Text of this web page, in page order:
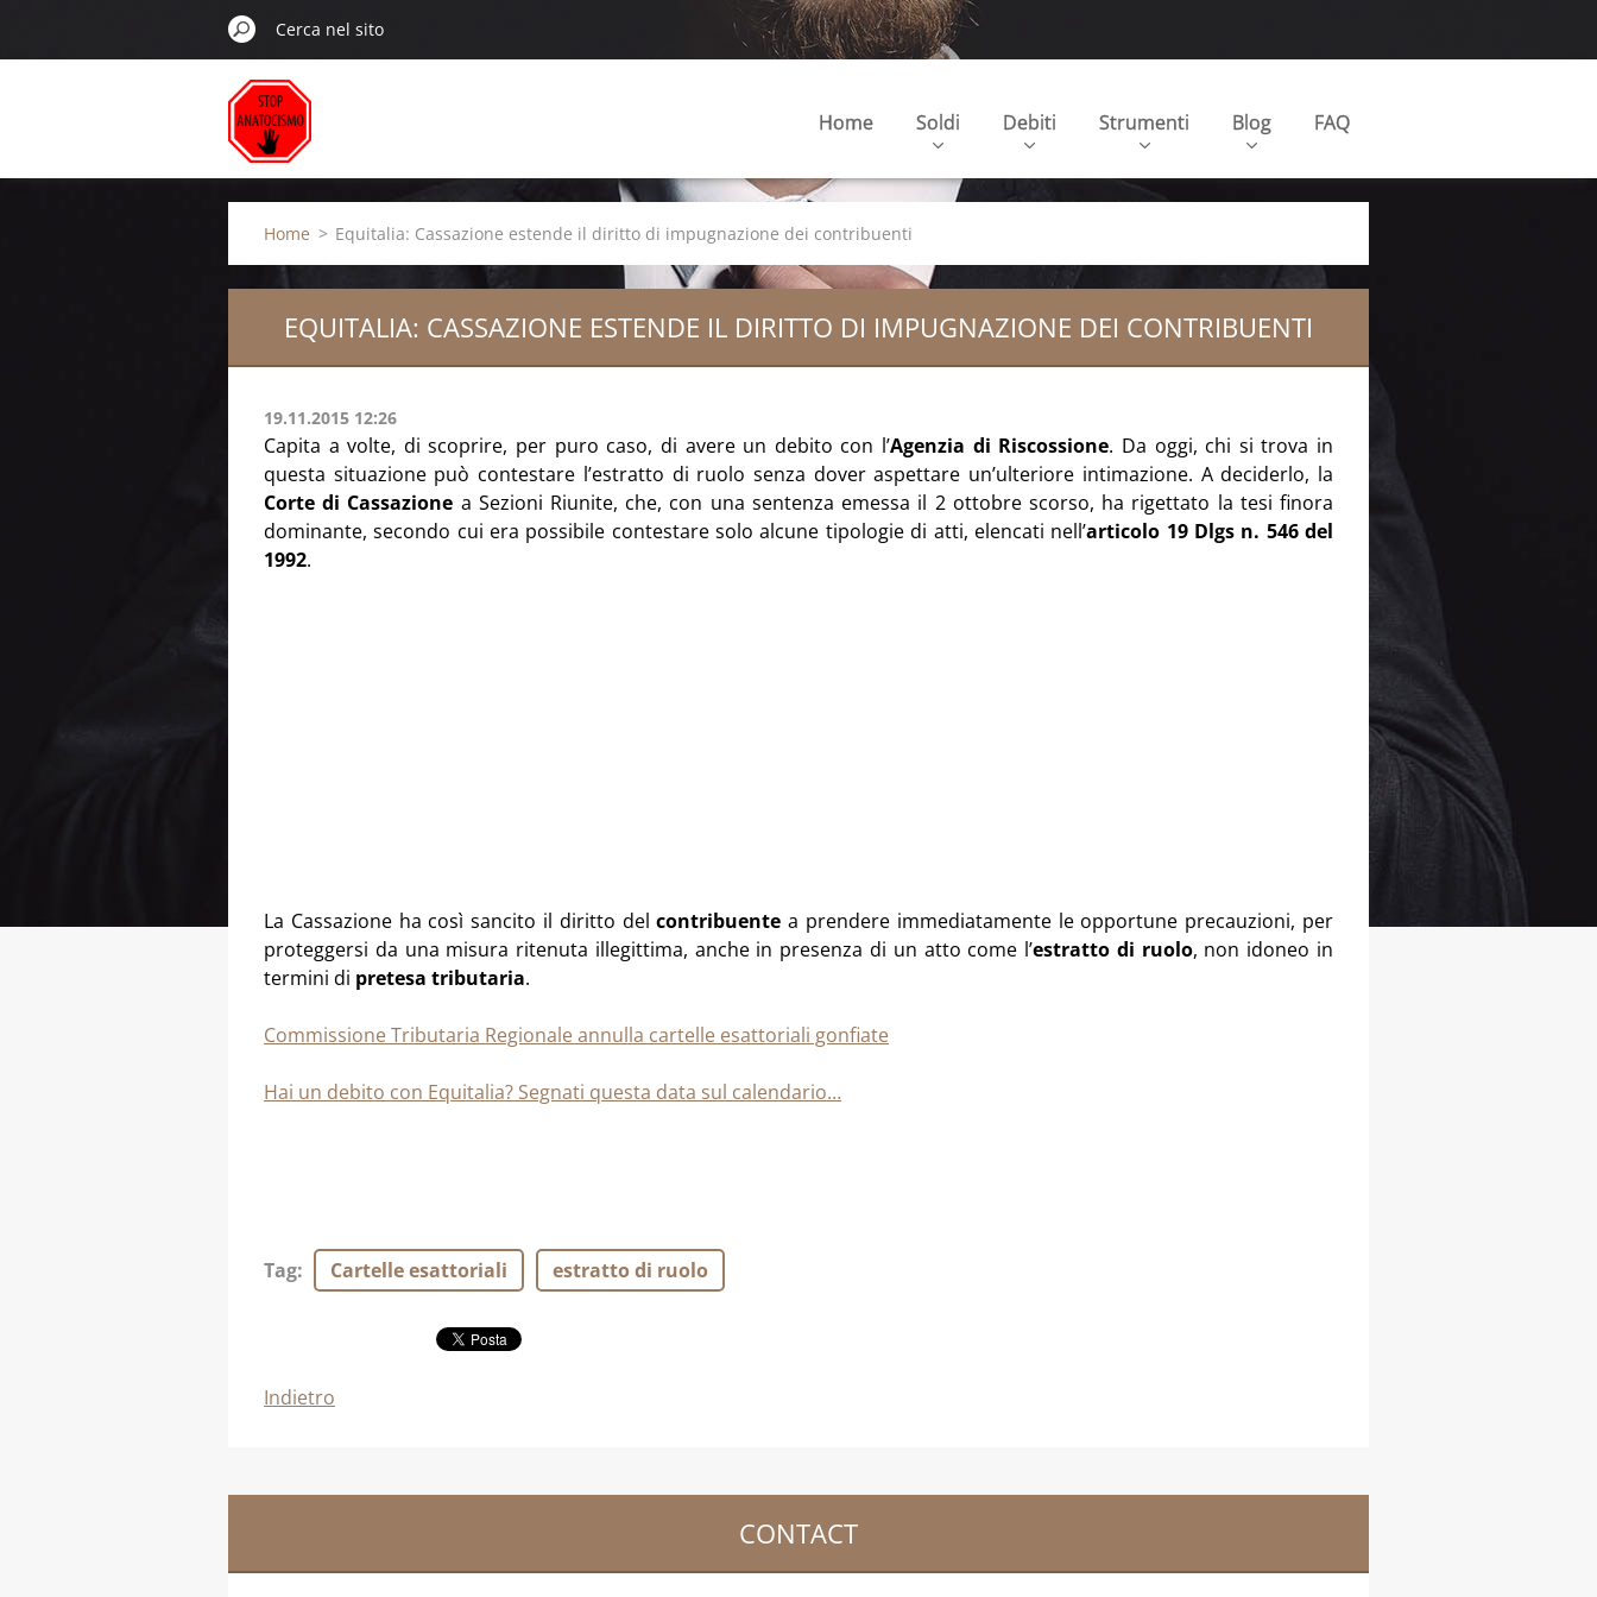
Home Soldi Debiti Strumenti Blog FAQ
Home > Equitalia: Cassazione estende il diritto di impugnazione dei contribuenti
EQUITALIA: CASSAZIONE ESTENDE IL DIRITTO DI IMPUGNAZIONE DEI CONTRIBUENTI
19.11.2015 12:26
Capita a volte, di scoprire, per puro caso, di avere un debito con l’Agenzia di Riscossione. Da oggi, chi si trova in
questa situazione può contestare l’estratto di ruolo senza dover aspettare un’ulteriore intimazione. A deciderlo, la
Corte di Cassazione a Sezioni Riunite, che, con una sentenza emessa il 2 ottobre scorso, ha rigettato la tesi finora
dominante, secondo cui era possibile contestare solo alcune tipologie di atti, elencati nell’articolo 19 Dlgs n. 546 del
1992.
La Cassazione ha così sancito il diritto delcontribuentea prendere immediatamente le opportune precauzioni, per
proteggersi da una misura ritenuta illegittima, anche in presenza di un atto come l’estratto di ruolo, non idoneo in
termini di pretesa tributaria.
Commissione Tributaria Regionale annulla cartelle esattoriali gonfiate
Hai un debito con Equitalia? Segnati questa data sul calendario…
Tag: Cartelle esattoriali estratto di ruolo
Indietro
CONTACT